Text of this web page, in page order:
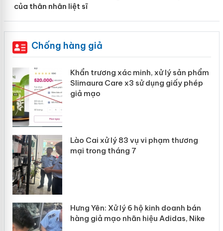
của thân nhân liệt sĩ
Chống hàng giả
Khẩn trương xác minh, xử lý sản phẩm
Slimaura Care x3 sử dụng giấy phép
giả mạo
Lào Cai xử lý 83 vụ vi phạm thương
mại trong tháng 7
Hưng Yên: Xử lý 6 hộ kinh doanh bán
hàng giả mạo nhãn hiệu Adidas, Nike